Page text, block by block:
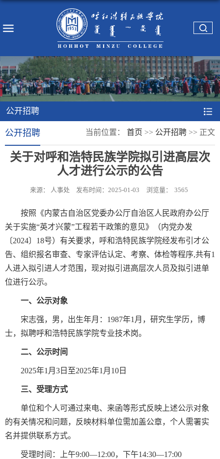
公开招聘
当前位置： 首页 >> 公开招聘 >> 正文
公开招聘
关于对呼和浩特民族学院拟引进高层次
人才进行公示的公告
来源： 人事处 发布时间：2025-01-03 浏览量： 3565
按照《内蒙古自治区党委办公厅自治区人民政府办公厅
关于实施“英才兴蒙”工程若干政策的意见》（内党办发
〔2024〕18号）有关要求，呼和浩特民族学院经发布引才公
告、组织报名审查、专家评估认定、考察、体检等程序,共有1
人进入拟引进人才范围，现对拟引进高层次人员及拟引进单
位进行公示。
一、公示对象
宋志强，男，出生年月：1987年1月，研究生学历，博
士，拟聘呼和浩特民族学院专业技术岗。
二、公示时间
2025年1月3日至2025年1月10日
三、受理方式
单位和个人可通过来电、来函等形式反映上述公示对象
的有关情况和问题，反映材料单位需加盖公章，个人需署实
名并提供联系方式。
受理时间：上午9:00—12:00，下午14:30—17:00